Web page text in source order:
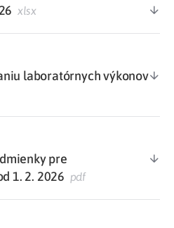
xlsx
laboratórnych výkonov
pre
1. 2. 2026 pdf